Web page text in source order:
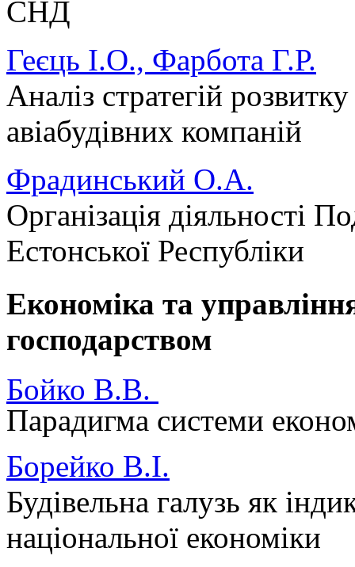
СНД
Геєць І.О., Фарбота Г.Р.
Аналіз стратегій
авіабудівних компаній
Фрадинський О.А.
Організація діяльності
Естонської Республіки
Економіка та
господарством
Бойко В.В.
Парадигма системи
Борейко В.І.
Будівельна галузь як
національної економіки